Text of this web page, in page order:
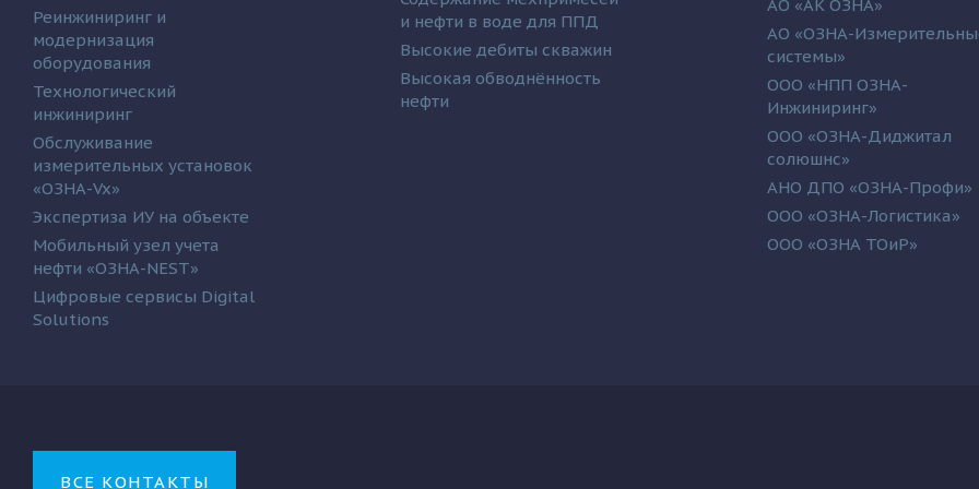
Реинжиниринг и
модернизация
оборудования
Технологический
инжиниринг
Обслуживание
измерительных установок
«ОЗНА-Vx»
Экспертиза ИУ на объекте
Мобильный узел учета
нефти «ОЗНА-NEST»
Цифровые сервисы Digital
Solutions
и нефти в воде для ППД
Высокие дебиты скважин
Высокая обводнённость
нефти
АО «АК ОЗНА»
АО «ОЗНА-
системы»
ООО «НПП ОЗНА-
Инжиниринг»
ООО «ОЗНА-Диджитал
солюшнс»
АНО ДПО «ОЗНА-Профи»
ООО «ОЗНА-Логистика»
ООО «ОЗНА ТОиР»
ВСЕ КОНТАКТЫ